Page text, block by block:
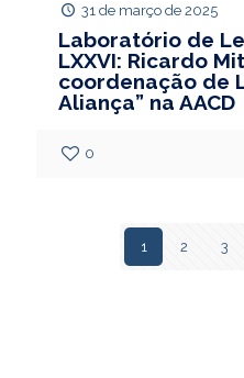
31 de março de 2025
Laboratório de
LXXVI: Ricardo
coordenação de
Aliança” na AACD
0
1 2 3